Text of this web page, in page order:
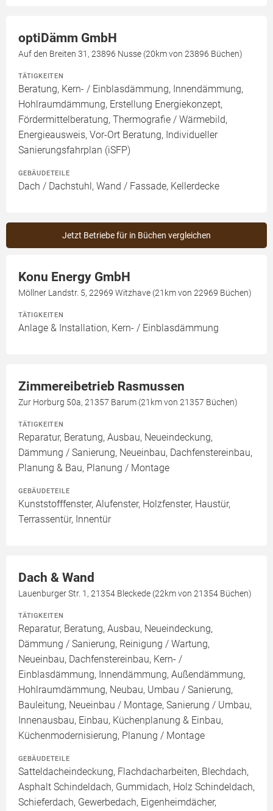
optiDämm GmbH
Auf den Breiten 31, 23896 Nusse (20km von 23896 Büchen)
TÄTIGKEITEN
Beratung, Kern- / Einblasdämmung, Innendämmung,
Hohlraumdämmung, Erstellung Energiekonzept,
Fördermittelberatung, Thermografie / Wärmebild,
Energieausweis, Vor-Ort Beratung, Individueller
Sanierungsfahrplan (iSFP)
GEBÄUDETEILE
Dach / Dachstuhl, Wand / Fassade, Kellerdecke
Jetzt Betriebe für in Büchen vergleichen
Konu Energy GmbH
Möllner Landstr. 5, 22969 Witzhave (21km von 22969 Büchen)
TÄTIGKEITEN
Anlage & Installation, Kern- / Einblasdämmung
Zimmereibetrieb Rasmussen
Zur Horburg 50a, 21357 Barum (21km von 21357 Büchen)
TÄTIGKEITEN
Reparatur, Beratung, Ausbau, Neueindeckung,
Dämmung / Sanierung, Neueinbau, Dachfenstereinbau,
Planung & Bau, Planung / Montage
GEBÄUDETEILE
Kunststofffenster, Alufenster, Holzfenster, Haustür,
Terrassentür, Innentür
Dach & Wand
Lauenburger Str. 1, 21354 Bleckede (22km von 21354 Büchen)
TÄTIGKEITEN
Reparatur, Beratung, Ausbau, Neueindeckung,
Dämmung / Sanierung, Reinigung / Wartung,
Neueinbau, Dachfenstereinbau, Kern- /
Einblasdämmung, Innendämmung, Außendämmung,
Hohlraumdämmung, Neubau, Umbau / Sanierung,
Bauleitung, Neueinbau / Montage, Sanierung / Umbau,
Innenausbau, Einbau, Küchenplanung & Einbau,
Küchenmodernisierung, Planung / Montage
GEBÄUDETEILE
Satteldacheindeckung, Flachdacharbeiten, Blechdach,
Asphalt Schindeldach, Gummidach, Holz Schindeldach,
Schieferdach, Gewerbedach, Eigenheimdächer,